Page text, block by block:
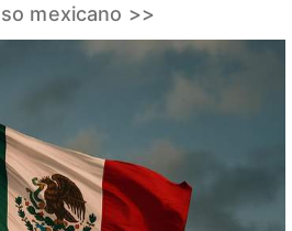
mexicano >>